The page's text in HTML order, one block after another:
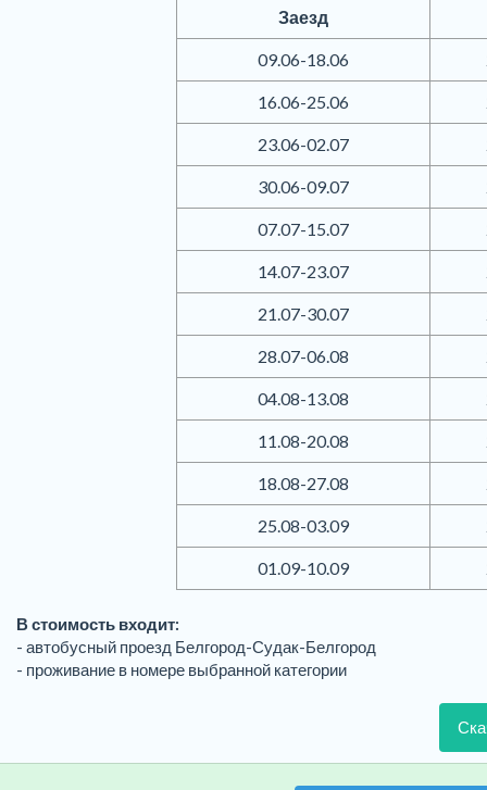
Заезд
09.06-18.06
16.06-25.06
23.06-02.07
30.06-09.07
07.07-15.07
14.07-23.07
21.07-30.07
28.07-06.08
04.08-13.08
11.08-20.08
18.08-27.08
25.08-03.09
01.09-10.09
В стоимость входит:
- автобусный проезд Белгород-Судак-Белгород
- проживание в номере выбранной категории